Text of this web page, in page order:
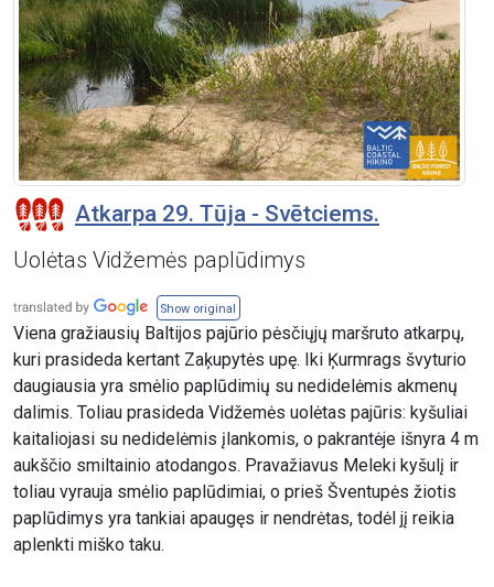
Atkarpa 29. Tūja - Svētciems.
Uolėtas Vidžemės paplūdimys
Show original
Viena gražiausių Baltijos pajūrio pėsčiųjų maršruto atkarpų,
kuri prasideda kertant Zaķupytės upę. Iki Ķurmrags švyturio
daugiausia yra smėlio paplūdimių su nedidelėmis akmenų
dalimis. Toliau prasideda Vidžemės uolėtas pajūris: kyšuliai
kaitaliojasi su nedidelėmis įlankomis, o pakrantėje išnyra 4 m
aukščio smiltainio atodangos. Pravažiavus Meleki kyšulį ir
toliau vyrauja smėlio paplūdimiai, o prieš Šventupės žiotis
paplūdimys yra tankiai apaugęs ir nendrėtas, todėl jį reikia
aplenkti miško taku.